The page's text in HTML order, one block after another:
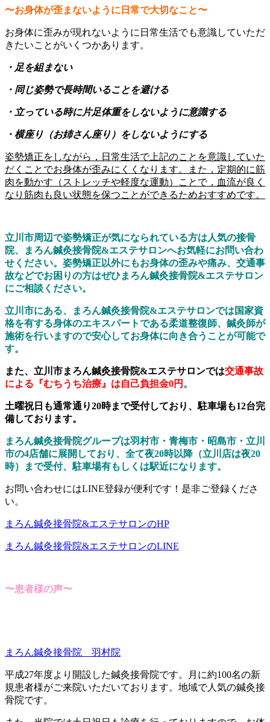
〜お身体が歪まないように日常で大切なこと〜
お身体に歪みが現れないように日常生活でも意識していただ
きたいことがいくつかあります。
・足を組まない
・同じ姿勢で長時間いることを避ける
・立っている時に片足体重をしないように意識する
・横座り（お姉さん座り）をしないようにする
姿勢矯正をしながら，日常生活で上記のことを意識していた
だくことでお身体が歪みにくくなります。また，定期的に筋
肉を動かす（ストレッチや軽度な運動）ことで，血流が良く
なり筋肉も良い状態を保つことができるためおすすめです。
立川市周辺で姿勢矯正が気になられている方は人気の接骨
院、まろん鍼灸接骨院&エステサロンへお気軽にお問い合わ
せください。姿勢矯正以外にもお身体の歪みや痛み、交通事
故などでお困りの方はぜひまろん鍼灸接骨院&エステサロン
にご相談ください。
立川市にある、まろん鍼灸接骨院&エステサロンでは国家資
格を有する身体のエキスパートである柔道整復師、鍼灸師が
施術を行いますので安心してお身体に向き合うことが可能で
す。
また、立川市まろん鍼灸接骨院&エステサロンでは交通事故
による『むちうち治療』は自己負担金0円 。
土曜祝日も通常通り20時まで受付しており、駐車場も12台完
備しております。
まろん鍼灸接骨院グループは羽村市・青梅市・昭島市・立川
市の4店舗に展開しており、全て夜20時以降（立川店は夜20
時）まで受付、駐車場有もしくは駅近になります。
お問い合わせにはLINE登録が便利です！是非ご登録くださ
い。
まろん鍼灸接骨院&エステサロンのHP
まろん鍼灸接骨院&エステサロンのLINE
〜患者様の声〜
まろん鍼灸接骨院 羽村院
平成27年度より開設した鍼灸接骨院です。月に約100名の新
規患者様がご来院いただいております。地域で人気の鍼灸接
骨院です。